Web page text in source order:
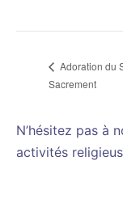
Adoration du
Sacrement
N’hésitez pas à
activités